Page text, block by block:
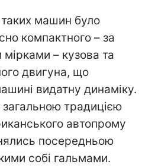
машин було
компактного – за
– кузова та
двигуна, що
видатну динаміку.
загальною традицією
автопрому
посередньою
собі гальмами.